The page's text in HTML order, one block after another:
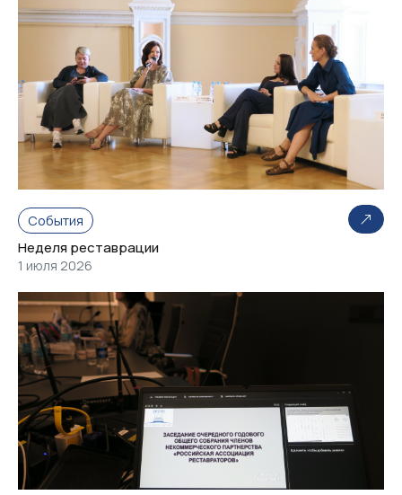
События
Неделя реставрации
1 июля 2026